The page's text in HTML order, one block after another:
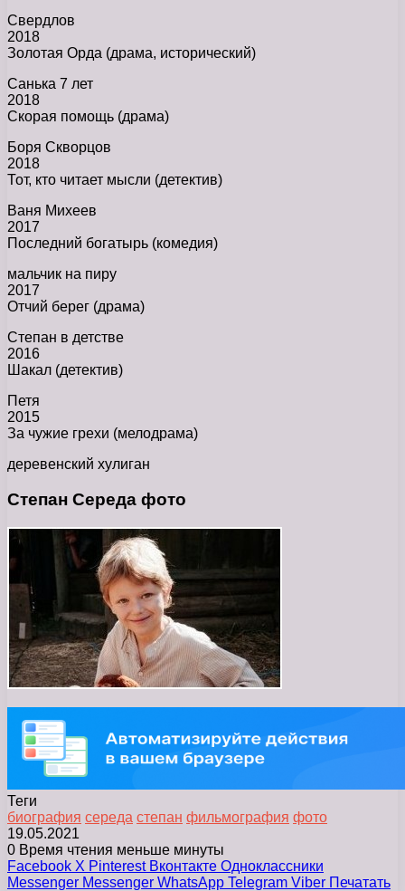
Свердлов
2018
Золотая Орда (драма, исторический)
Санька 7 лет
2018
Скорая помощь (драма)
Боря Скворцов
2018
Тот, кто читает мысли (детектив)
Ваня Михеев
2017
Последний богатырь (комедия)
мальчик на пиру
2017
Отчий берег (драма)
Степан в детстве
2016
Шакал (детектив)
Петя
2015
За чужие грехи (мелодрама)
деревенский хулиган
Степан Середа фото
Теги
биография середа степан фильмография фото
19.05.2021
0 Время чтения меньше минуты
Facebook X Pinterest Вконтакте Одноклассники
Messenger Messenger WhatsApp Telegram Viber Печатать